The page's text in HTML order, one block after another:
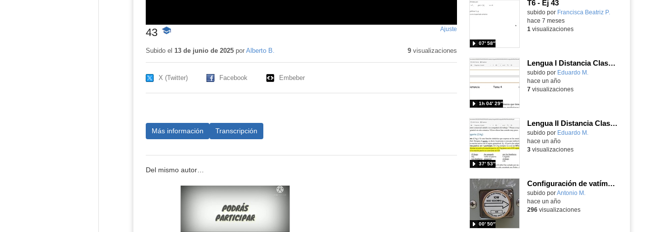
43 -
educativo
Ajuste
pantalla
Subido el 13 de junio de 2025por Alberto B. 9visualizaciones
X (Twitter) Facebook Embeber
Más información Transcripción
Del mismo autor…
T6 - Ej 43
Contenido educativo.
subido por Francisca Beatriz P.
07′ 58″
hace 7 meses
1 visualizaciones
Lengua I Distancia Clase 43 20250324 - Lazarillo
Contenido educativo.
subido por Eduardo M.
1h 04′ 29″
hace un año
7visualizaciones
Lengua II Distancia Clase 43 20250224 - Complemento agente
Contenido educativo.
subido por Eduardo M.
37′ 53″
hace un año
3visualizaciones
Configuración de vatímetro direccional BIRD 43 para medir potencias y ROE
Contenido educativo.
subido porAntonio M.
00′ 50″
hace un año
296visualizaciones